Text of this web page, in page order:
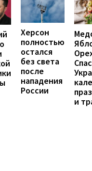
Херсон
полностью
остался
без света
после
нападения
России
и